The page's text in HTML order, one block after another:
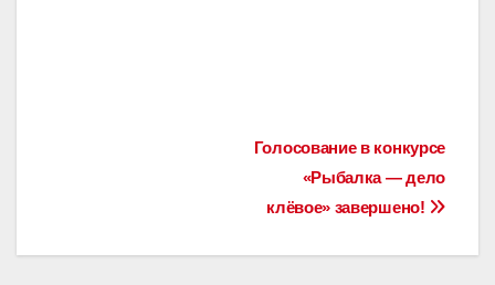
записям
Голосование в конкурсе
«Рыбалка — дело
клёвое» завершено!